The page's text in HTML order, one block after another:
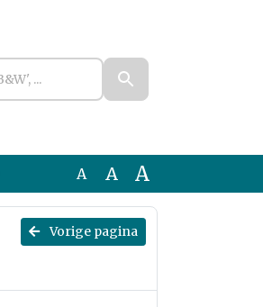
A A A
Vorige pagina